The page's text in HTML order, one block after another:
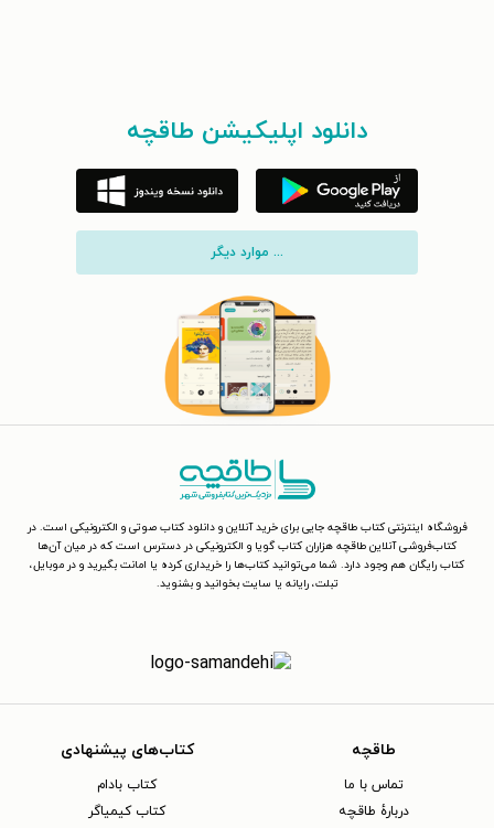
دانلود اپلیکیشن طاقچه
... موارد دیگر
فروشگاه اینترنتی کتاب طاقچه جایی برای خرید آنلاین و دانلود کتاب صوتی و الکترونیکی است. در
کتاب‌فروشی آنلاین طاقچه هزاران کتاب گویا و الکترونیکی در دسترس است که در میان آن‌ها
کتاب رایگان هم وجود دارد. شما می‌توانید کتاب‌ها را خریداری کرده یا امانت بگیرید و در موبایل،
تبلت، رایانه یا سایت بخوانید و بشنوید.
طاقچه
تماس با ما
دربارهٔ طاقچه
کتاب‌های پیشنهادی
کتاب بادام
کتاب کیمیاگر